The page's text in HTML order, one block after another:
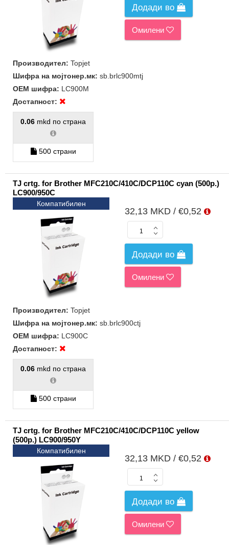
Додади во
Омилени
Производител: Topjet
Шифра на мојтонер.мк: sb.brlc900mtj
ОЕМ шифра: LC900M
Достапност:
0.06 mkd по страна
500 страни
TJ crtg. for Brother MFC210C/410C/DCP110C cyan (500p.)
LC900/950C
Компатибилен
32,13 MKD / €0,52
Додади во
Омилени
Производител: Topjet
Шифра на мојтонер.мк: sb.brlc900ctj
ОЕМ шифра: LC900C
Достапност:
0.06 mkd по страна
500 страни
TJ crtg. for Brother MFC210C/410C/DCP110C yellow
(500p.) LC900/950Y
Компатибилен
32,13 MKD / €0,52
Додади во
Омилени